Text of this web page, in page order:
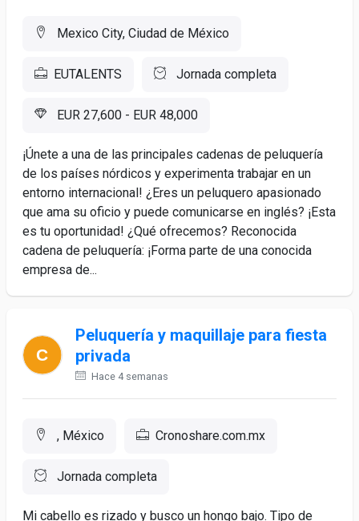
Mexico City, Ciudad de México
EUTALENTS Jornada completa
EUR 27,600 - EUR 48,000
¡Únete a una de las principales cadenas de peluquería
de los países nórdicos y experimenta trabajar en un
entorno internacional! ¿Eres un peluquero apasionado
que ama su oficio y puede comunicarse en inglés? ¡Esta
es tu oportunidad! ¿Qué ofrecemos? Reconocida
cadena de peluquería: ¡Forma parte de una conocida
empresa de...
Peluquería y maquillaje para fiesta
privada
Hace 4 semanas
, México Cronoshare.com.mx
Jornada completa
Mi cabello es rizado y busco un hongo bajo. Tipo de